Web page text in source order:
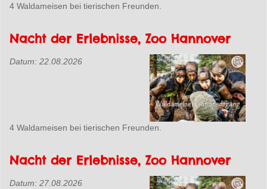
4 Waldameisen bei tierischen Freunden.
Nacht der Erlebnisse, Zoo Hannover
Datum: 22.08.2026
4 Waldameisen bei tierischen Freunden.
Nacht der Erlebnisse, Zoo Hannover
Datum: 27.08.2026